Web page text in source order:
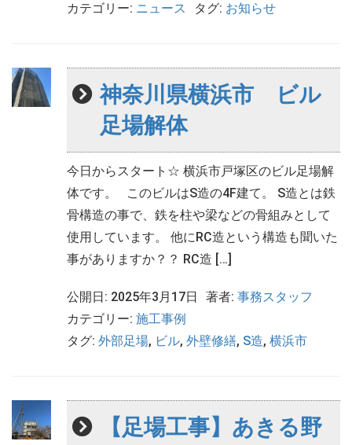
カテゴリー: ニュース タグ: お知らせ
神奈川県横浜市 ビル
足場解体
今日からスタート☆ 横浜市戸塚区のビル足場解
体です。 このビルはS造の4F建て。 S造とは鉄
骨構造の事で、鉄を柱や梁などの骨組みとして
使用しています。 他にRC造という構造も聞いた
事がありますか？？ RC造 […]
公開日: 2025年3月17日 著者: 事務スタッフ
カテゴリー: 施工事例
タグ: 外部足場, ビル, 外壁修繕, S造, 横浜市
【足場工事】あきる野